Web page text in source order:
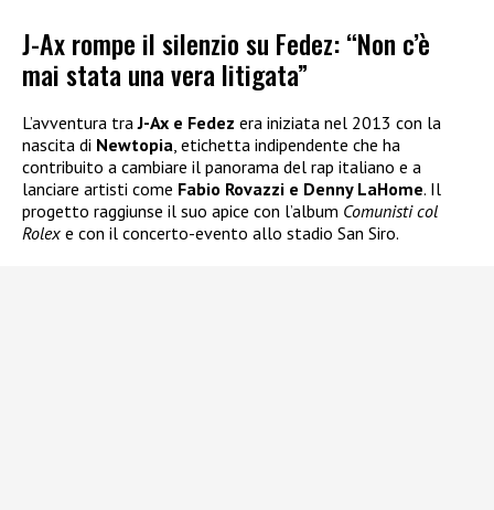
J-Ax rompe il silenzio su Fedez: “Non c’è
mai stata una vera litigata”
L’avventura traJ-Ax e Fedez era iniziata nel 2013 con la
nascita di Newtopia, etichetta indipendente che ha
contribuito a cambiare il panorama del rap italiano e a
lanciare artisti come Fabio Rovazzi e Denny LaHome. Il
progetto raggiunse il suo apice con l’album Comunisti col
Rolex e con il concerto-evento allo stadio San Siro.